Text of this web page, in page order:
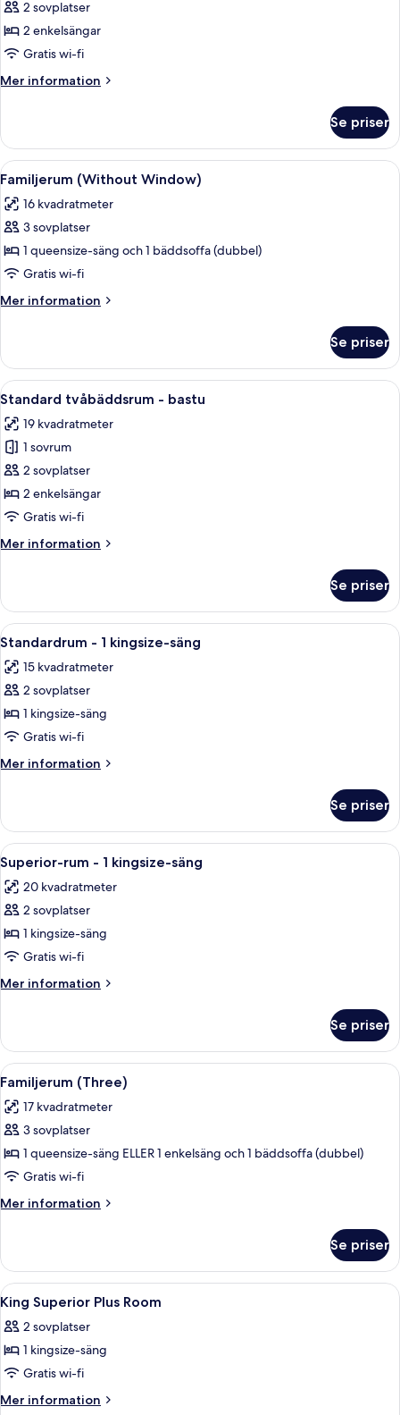
Tvåbäddsrum
-
2
(Without
2 sovplatser
2 enkelsängar
Gratis wi-fi
Mer information
Mer
-
enkelsängar
(Without
Window)
Se priser
Öppna
alla
foton
för
Familjerum
(Without
Window)
Ett modernt hotellrum med en grå
5
Familjerum (Without Window)
16 kvadratmeter
3 sovplatser
1 queensize-säng och 1 bäddsoffa (dubbel)
Gratis wi-fi
Mer information
Mer
(Without
Window)
Se priser
Öppna
alla
foton
för
Standard
tvåbäddsrum
-
Ett hotellrum med en stor säng, ett
5
Standard tvåbäddsrum - bastu
19 kvadratmeter
1 sovrum
2 sovplatser
2 enkelsängar
Gratis wi-fi
Mer information
Mer
tvåbäddsrum
bastu
Se priser
Öppna
alla
foton
för
Standardrum
-
1
kingsize-
Värdeförvaringsskåp på rummet,
7
Standardrum - 1 kingsize-säng
15 kvadratmeter
2 sovplatser
1 kingsize-säng
Gratis wi-fi
Mer information
Mer
-
kingsize-
säng
Se priser
Öppna
alla
foton
för
Superior-
rum
-
1
säng
Ett hotellrum med två sängar, en
8
Superior-rum - 1 kingsize-säng
20 kvadratmeter
2 sovplatser
1 kingsize-säng
Gratis wi-fi
Mer information
Mer
rum
1
kingsize-
säng
Se priser
Öppna
alla
foton
för
Familjerum
(Three)
Ett modernt hotellrum med en
5
Familjerum (Three)
17 kvadratmeter
3 sovplatser
1 queensize-säng ELLER 1 enkelsäng och 1 bäddsoffa (dubbel)
Gratis wi-fi
Mer information
Mer
(Three)
Se priser
Öppna
alla
foton
för
King
Superior
Ett hotellrum med en säng,
5
King Superior Plus Room
2 sovplatser
1 kingsize-säng
Gratis wi-fi
Mer information
Mer